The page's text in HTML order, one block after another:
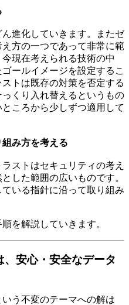
進化していきます。またゼ
方の一つであって非常に範
現在考えられる技術の中
ールイメージを設定するこ
トは既存の対策を否定する
くり入れ替えるというもの
ころから少しずつ適用して
み方を考える
ストはセキュリティの考え
した範囲の広いものです。
いる指針に沿って取り組み
を解説していきます。
、安心・安全なデータ
う不変のテーマへの解は